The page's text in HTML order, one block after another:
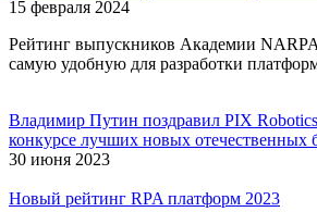
15 февраля 2024
Рейтинг выпускников Академии
самую удобную для разработки
Владимир Путин поздравил PIX
конкурсе лучших новых отечественных
30 июня 2023
Новый рейтинг RPA платформ 202 3